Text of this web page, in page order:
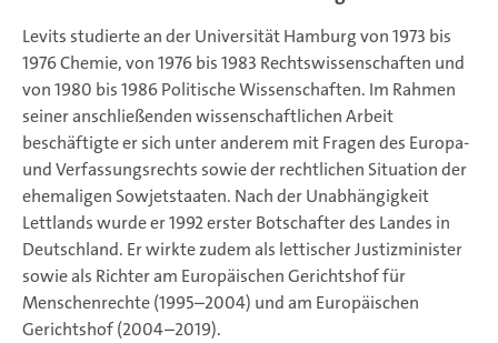
Levits studierte an der Universität Hamburg von 1973 bis
1976 Chemie, von 1976 bis 1983 Rechtswissenschaften und
von 1980 bis 1986 Politische Wissenschaften. Im Rahmen
seiner anschließenden wissenschaftlichen Arbeit
beschäftigte er sich unter anderem mit Fragen des Europa-
und Verfassungsrechts sowie der rechtlichen Situation der
ehemaligen Sowjetstaaten. Nach der Unabhängigkeit
Lettlands wurde er 1992 erster Botschafter des Landes in
Deutschland. Er wirkte zudem als lettischer Justizminister
sowie als Richter am Europäischen Gerichtshof für
Menschenrechte (1995–2004) und am Europäischen
Gerichtshof (2004–2019).